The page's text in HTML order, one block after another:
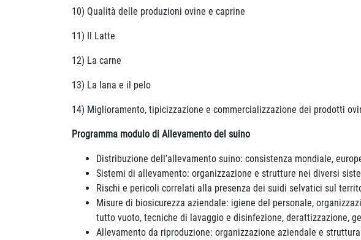
10) Qualità delle produzioni ovine e caprine
11) Il Latte
12) La carne
13) La lana e il pelo
14) Miglioramento, tipicizzazione e commercializzazione dei prodotti
Programma modulo di Allevamento del suino
Distribuzione dell’allevamento suino: consistenza mondiale,
Sistemi di allevamento: organizzazione e strutture nei diversi
Rischi e pericoli correlati alla presenza dei suidi selvatici sul
Misure di biosicurezza aziendale: igiene del personale,
tutto vuoto, tecniche di lavaggio e disinfezione, derattizzazione,
Allevamento da riproduzione: organizzazione aziendale e